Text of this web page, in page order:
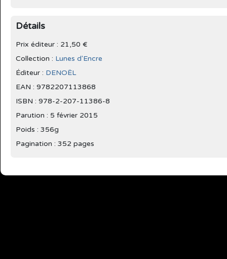
Détails
Prix éditeur : 21,50 €
Collection : Lunes d'Encre
Éditeur : DENOËL
EAN : 9782207113868
ISBN : 978-2-207-11386-8
Parution : 5 février 2015
Poids : 356g
Pagination : 352 pages